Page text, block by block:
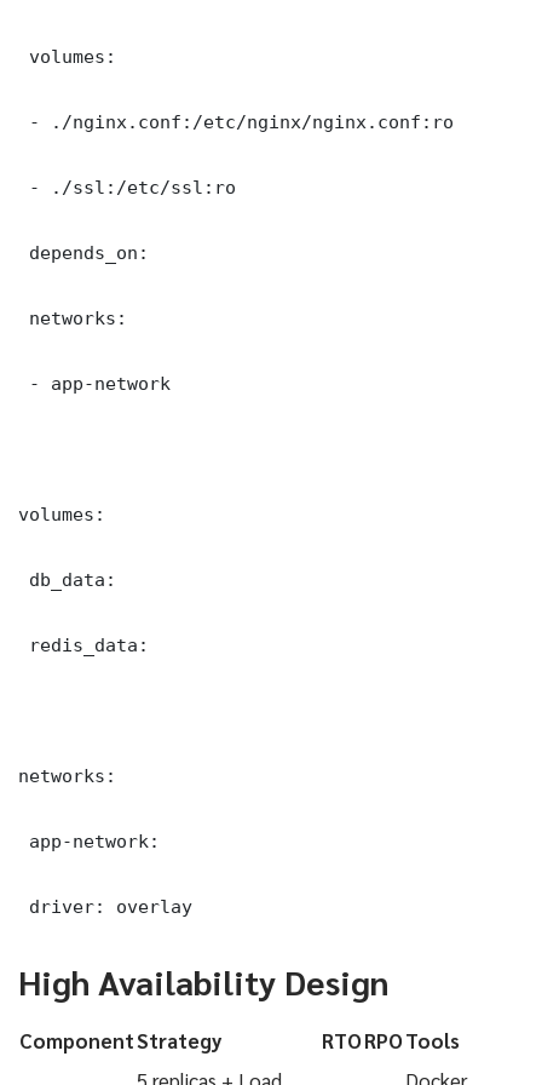
volumes:
- ./nginx.conf:/etc/nginx/nginx.conf:ro
- ./ssl:/etc/ssl:ro
depends_on:
networks:
- app-network
volumes:
db_data:
redis_data:
networks:
app-network:
driver: overlay
High Availability Design
ComponentStrategy RTORPOTools